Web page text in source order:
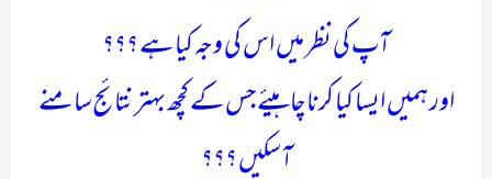
آپ کی نظر میں اس کی وجہ کیا ہے ؟؟؟
اور ہمیں ایسا کیا کرنا چاہیئے جس کے کچھ بہتر نتائج سامنے
آسکیں ؟؟؟